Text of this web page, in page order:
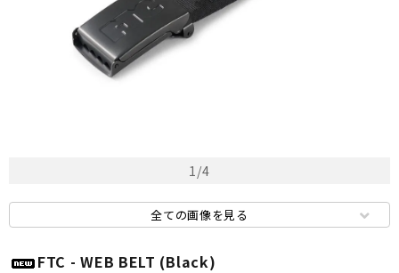
1/4
全ての画像を見る
FTC - WEB BELT (Black)